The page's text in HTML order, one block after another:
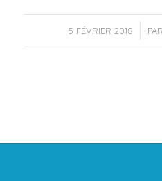
5 FÉVRIER 2018
/ PAR